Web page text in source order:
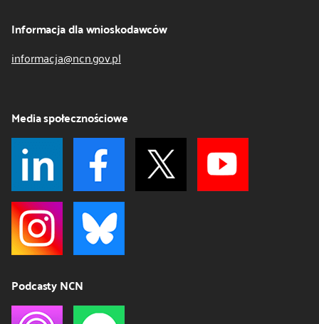
Informacja dla wnioskodawców
informacja@ncn.gov.pl
Media społecznościowe
Podcasty NCN